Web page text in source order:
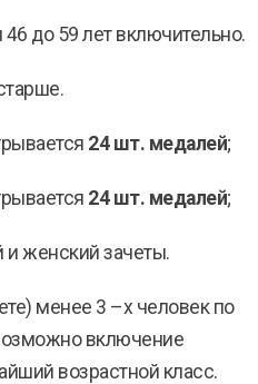
46 до 59 лет включительно.
24 шт. медалей;
24 шт. медалей;
женский зачеты.
менее 3 –х человек по
включение
возрастной класс.